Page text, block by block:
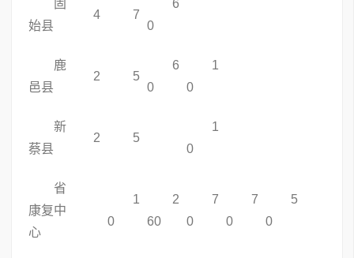
固
始县
4 7
6
0
鹿
邑县
2 5
6
0
1
0
新
蔡县
2 5
1
0
省
康复中
心
1
0
2
60
7
0
7
0
5
0